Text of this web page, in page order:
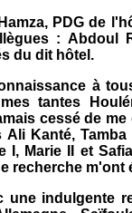
PDG de
: Abdoul
du dit hôtel.
à
tantes
cessé de
Kanté,
I, Marie II et
recherche
indulgente